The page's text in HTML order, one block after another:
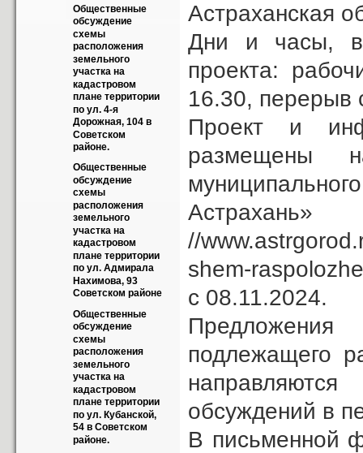
Общественные
обсуждение
схемы
расположения
земельного
участка на
кадастровом
плане территории
по ул. 4-я
Дорожная, 104 в
Советском
районе.
Общественные
обсуждение
схемы
расположения
земельного
участка на
кадастровом
плане территории
по ул. Адмирала
Нахимова, 93
Советском районе
Общественные
обсуждение
схемы
расположения
земельного
участка на
кадастровом
плане территории
по ул. Кубанской,
54 в Советском
районе.
Астраханская
Дни и часы, в
проекта:
16.30, перерыв
Проект и
размещены
//
shem-
с 08.11.2024.
подлежащего
обсуждений в
В письменной